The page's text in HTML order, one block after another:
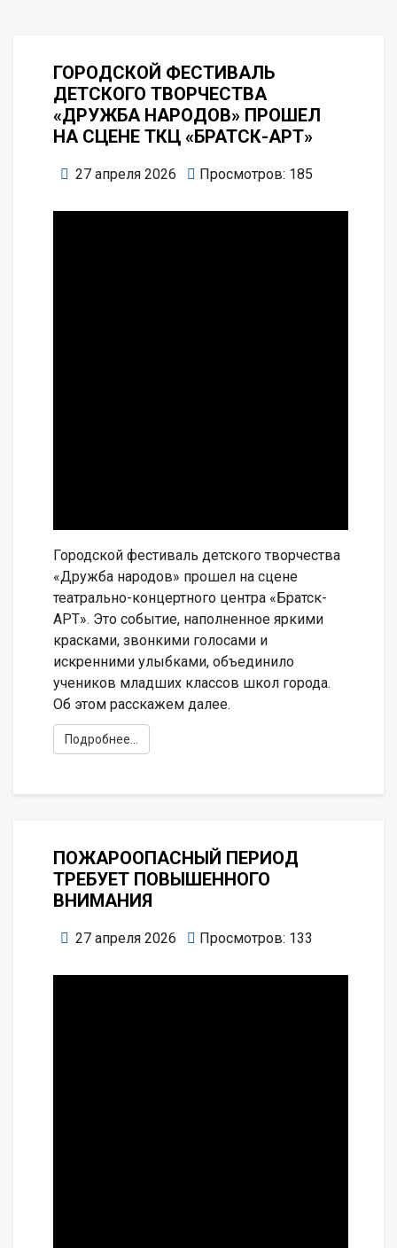
ГОРОДСКОЙ ФЕСТИВАЛЬ
ДЕТСКОГО ТВОРЧЕСТВА
«ДРУЖБА НАРОДОВ» ПРОШЕЛ
НА СЦЕНЕ ТКЦ «БРАТСК-АРТ»
27 апреля 2026 Просмотров: 185
Городской фестиваль детского творчества
«Дружба народов» прошел на сцене
театрально-концертного центра «Братск-
АРТ». Это событие, наполненное яркими
красками, звонкими голосами и
искренними улыбками, объединило
учеников младших классов школ города.
Об этом расскажем далее.
Подробнее...
ПОЖАРООПАСНЫЙ ПЕРИОД
ТРЕБУЕТ ПОВЫШЕННОГО
ВНИМАНИЯ
27 апреля 2026 Просмотров: 133